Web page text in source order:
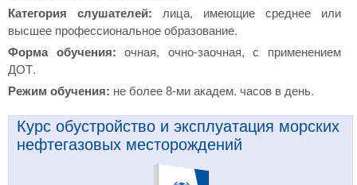
Категория слушателей: лица, имеющие среднее или
высшее профессиональное образование.
Форма обучения:очная, очно-заочная, с применением
ДОТ.
Режим обучения: не более 8-ми академ. часов в день.
Курс обустройство и эксплуатация морских
нефтегазовых месторождений